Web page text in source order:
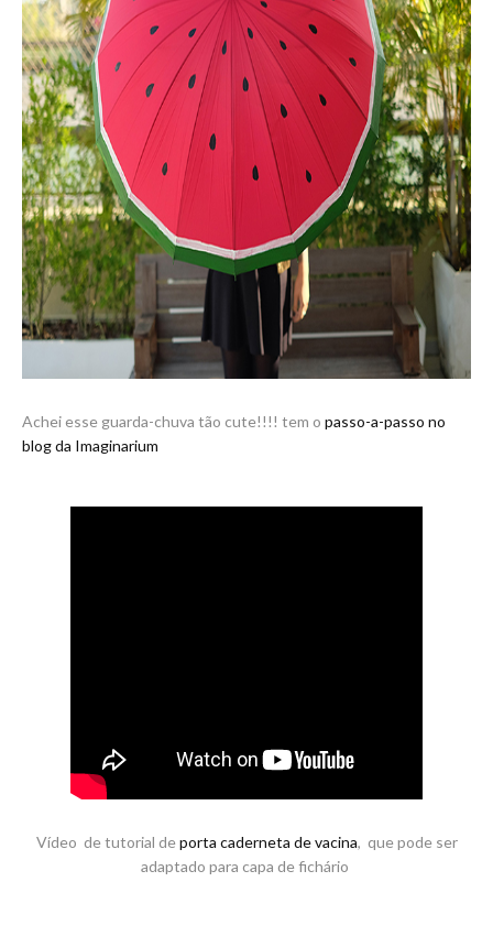
Achei esse guarda-chuva tão cute!!!! tem o passo-a-passo no
blog da Imaginarium
Vídeo de tutorial deporta caderneta de vacina, que pode ser
adaptado para capa de fichário